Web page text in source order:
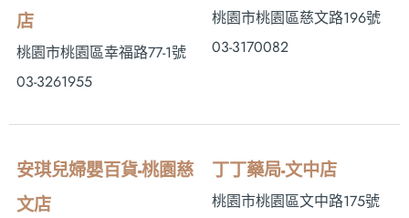
店
桃園市桃園區幸福路77-1號
03-3261955
桃園市桃園區慈文路196號
03-3170082
安琪兒婦嬰百貨-桃園慈
文店
丁丁藥局-文中店
桃園市桃園區文中路175號